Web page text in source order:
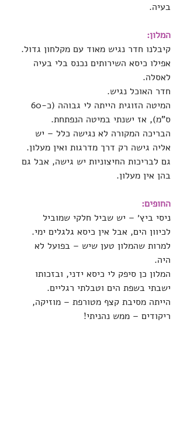
בעיה.
המלון:
קיבלנו חדר נגיש מאוד עם מקלחון גדול.
אפילו כיסא השירותים נכנס בלי בעיה
לאסלה.
חדר האוכל נגיש.
ס"מ), אז ישנתי במיטה הנפתחת.
הבריכה המקורה לא נגישה כלל – יש
אליה גישה רק דרך מדרגות ואין מעלון.
גם לבריכות החיצוניות יש גישה, אבל גם
בהן אין מעלון.
החופים:
ניסי ביץ׳ – יש שביל חלקי שמוביל
לכיוון הים, אבל אין כיסא גלגלים ימי.
למרות שהמלון טען שיש – בפועל לא
היה.
המלון כן סיפק לי כיסא ידני, ובזכותו
ישבתי בשפת הים וטבלתי רגליים.
הייתה מסיבת קצף מטורפת – מוזיקה,
ריקודים – ממש נהניתי!